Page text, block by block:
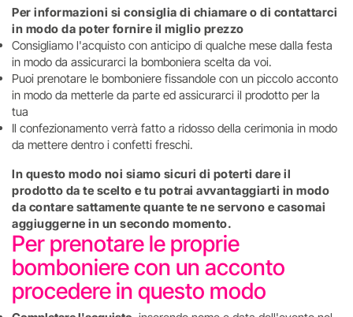
Per informazioni si consiglia di chiamare o di contattarci
in modo da poter fornire il miglio prezzo
Consigliamo l'acquisto con anticipo di qualche mese dalla festa
in modo da assicurarci la bomboniera scelta da voi.
Puoi prenotare le bomboniere fissandole con un piccolo acconto
in modo da metterle da parte ed assicurarci il prodotto per la
tua
Il confezionamento verrà fatto a ridosso della cerimonia in modo
da mettere dentro i confetti freschi.
In questo modo noi siamo sicuri di poterti dare il
prodotto da te scelto e tu potrai avvantaggiarti in modo
da contare sattamente quante te ne servono e casomai
aggiuggerne in un secondo momento.
Per prenotare le proprie
bomboniere con un acconto
procedere in questo modo